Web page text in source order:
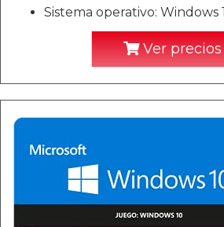
Sistema operativo: Windows
Ver